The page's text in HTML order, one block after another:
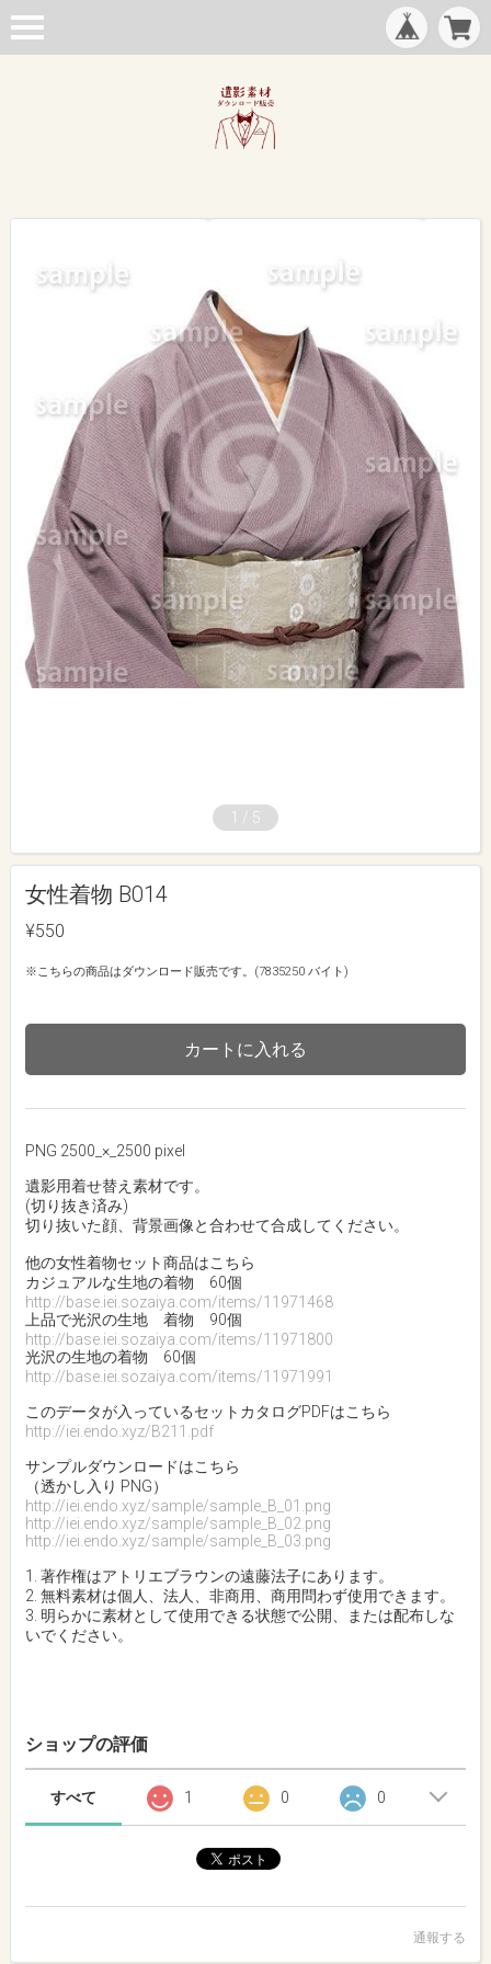
1 / 5
女性着物 B014
¥550
※こちらの商品はダウンロード販売です。(7835250 バイト)
カートに入れる
PNG 2500_×_2500 pixel
遺影用着せ替え素材です。
(切り抜き済み)
切り抜いた顔、背景画像と合わせて合成してください。
他の女性着物セット商品はこちら
カジュアルな生地の着物 60個
http://base.iei.sozaiya.com/items/11971468
上品で光沢の生地 着物 90個
http://base.iei.sozaiya.com/items/11971800
光沢の生地の着物 60個
http://base.iei.sozaiya.com/items/11971991
このデータが入っているセットカタログPDFはこちら
http://iei.endo.xyz/B211.pdf
サンプルダウンロードはこちら
（透かし入り PNG）
http://iei.endo.xyz/sample/sample_B_01.png
http://iei.endo.xyz/sample/sample_B_02.png
http://iei.endo.xyz/sample/sample_B_03.png
1. 著作権はアトリエブラウンの遠藤法子にあります。
2. 無料素材は個人、法人、非商用、商用問わず使用できます。
3. 明らかに素材として使用できる状態で公開、または配布しな
いでください。
ショップの評価
すべて 1 0 0
通報する